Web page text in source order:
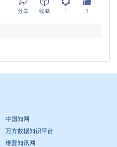
中国知网
万方数据知识平台
维普知讯网